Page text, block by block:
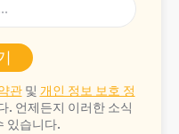
관및 개인 정보 보호 정
. 언제든지 이러한 소식
있습니다.